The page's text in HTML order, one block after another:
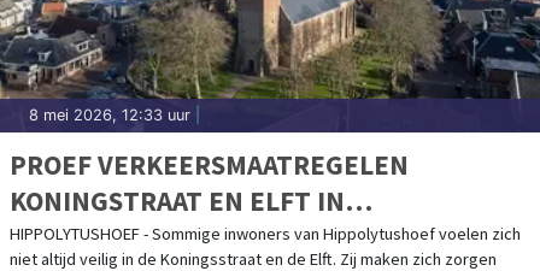
8 mei 2026, 12:33 uur
PROEF VERKEERSMAATREGELEN
KONINGSTRAAT EN ELFT IN
HIPPOLYTUSHOEF
HIPPOLYTUSHOEF - Sommige inwoners van Hippolytushoef voelen zich
niet altijd veilig in de Koningsstraat en de Elft. Zij maken zich zorgen